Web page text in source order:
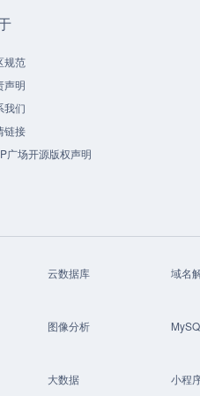
规范
声明
我们
链接
广场开源版权声明
云数据库 域名
图像分析
大数据 小程